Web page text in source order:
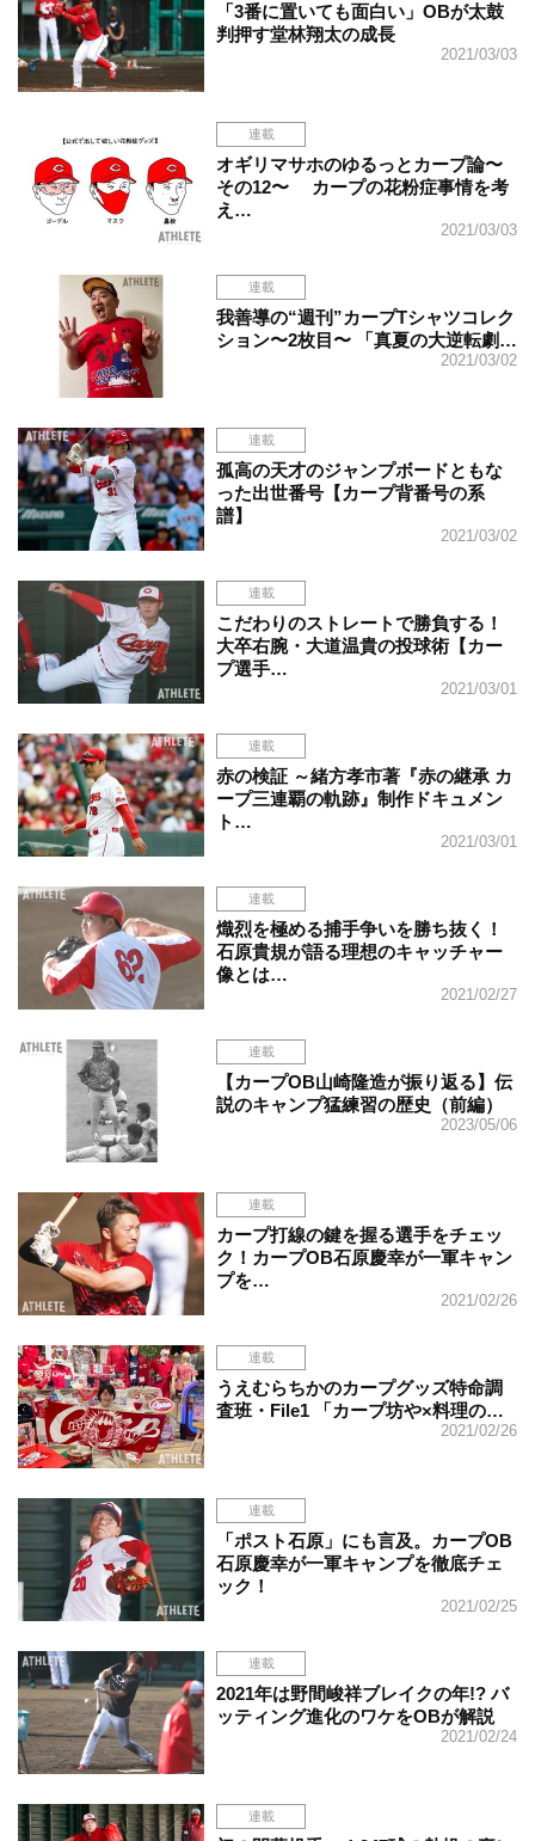
「3番に置いても面白い」OBが太鼓
判押す堂林翔太の成長
2021/03/03
連載
オギリマサホのゆるっとカープ論〜
その12〜 カープの花粉症事情を考
え…
2021/03/03
連載
我善導の“週刊”カープTシャツコレク
ション〜2枚目〜 「真夏の大逆転劇…
2021/03/02
連載
孤高の天才のジャンプボードともな
った出世番号【カープ背番号の系
譜】
2021/03/02
連載
こだわりのストレートで勝負する！
大卒右腕・大道温貴の投球術【カー
プ選手…
2021/03/01
連載
赤の検証 ～緒方孝市著『赤の継承 カ
ープ三連覇の軌跡』制作ドキュメン
ト…
2021/03/01
連載
熾烈を極める捕手争いを勝ち抜く！
石原貴規が語る理想のキャッチャー
像とは…
2021/02/27
連載
【カープOB山崎隆造が振り返る】伝
説のキャンプ猛練習の歴史（前編）
2023/05/06
連載
カープ打線の鍵を握る選手をチェッ
ク！カープOB石原慶幸が一軍キャン
プを…
2021/02/26
連載
うえむらちかのカープグッズ特命調
査班・File1 「カープ坊や×料理の…
2021/02/26
連載
「ポスト石原」にも言及。カープOB
石原慶幸が一軍キャンプを徹底チェ
ック！
2021/02/25
連載
2021年は野間峻祥ブレイクの年!? バ
ッティング進化のワケをOBが解説
2021/02/24
連載